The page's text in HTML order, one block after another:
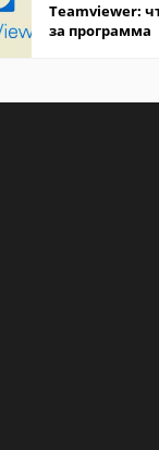
Teamviewer:
за программа